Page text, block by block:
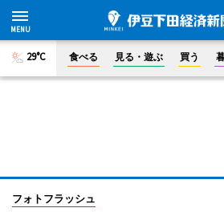
29°C 食べる 見る・遊ぶ 買う
フォトフラッシュ